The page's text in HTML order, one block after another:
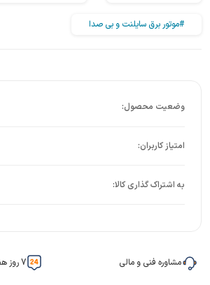
#موتور برق سایلنت و بی صدا
مشاوره فنی و مالی 7 روز هفته، 24 ساعت